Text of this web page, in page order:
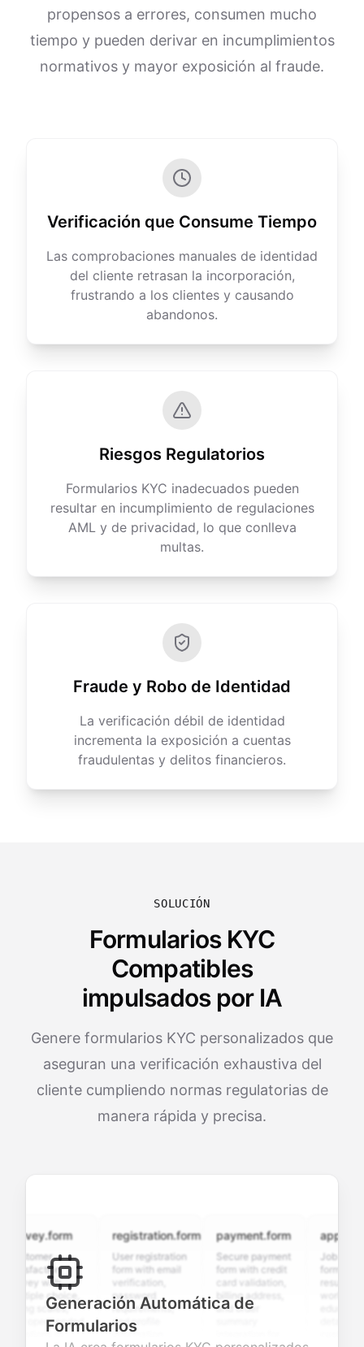
propensos a errores, consumen mucho
tiempo y pueden derivar en incumplimientos
normativos y mayor exposición al fraude.
Verificación que Consume Tiempo
Las comprobaciones manuales de identidad
del cliente retrasan la incorporación,
frustrando a los clientes y causando
abandonos.
Riesgos Regulatorios
Formularios KYC inadecuados pueden
resultar en incumplimiento de regulaciones
AML y de privacidad, lo que conlleva
multas.
Fraude y Robo de Identidad
La verificación débil de identidad
incrementa la exposición a cuentas
fraudulentas y delitos financieros.
SOLUCIÓN
Formularios KYC
Compatibles
impulsados por IA
Genere formularios KYC personalizados que
aseguran una verificación exhaustiva del
cliente cumpliendo normas regulatorias de
manera rápida y precisa.
with
choice,
open-ended
registration.form
User registration
form with email
verification,
password
requirements,
and profile
information
payment.form
Secure payment
form with credit
card validation,
billing address,
and order
Job
form with
resume
Generación Automática de
Formularios